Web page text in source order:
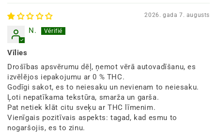
2026. gada 7. augusts
N.
Vīlies
Drošības apsvērumu dēļ, ņemot vērā autovadīšanu, es
izvēlējos iepakojumu ar 0 % THC.
Godīgi sakot, es to neiesaku un nevienam to neiesaku.
Ļoti nepatīkama tekstūra, smarža un garša.
Pat netiek klāt citu sveķu ar THC līmenim.
Vienīgais pozitīvais aspekts: tagad, kad esmu to
nogaršojis, es to zinu.